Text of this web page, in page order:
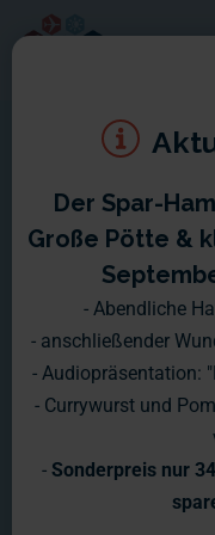
Der Spar-
Große Pötte &
- Abendliche
- anschließender
- Audiopräsentation:
- Currywurst und
- Sonderpreis nur